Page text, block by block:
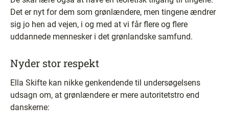
Det er nyt for dem som grønlændere, men tingene ændrer
sig jo hen ad vejen, i og med at vi får flere og flere
uddannede mennesker i det grønlandske samfund.
Nyder stor respekt
Ella Skifte kan nikke genkendende til undersøgelsens
udsagn om, at grønlændere er mere autoritetstro end
danskerne: